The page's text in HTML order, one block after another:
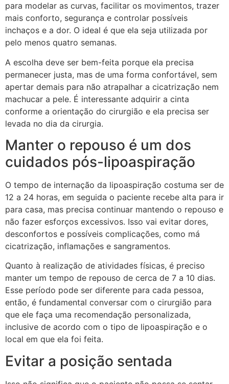
para modelar as curvas, facilitar os movimentos, trazer
mais conforto, segurança e controlar possíveis
inchaços e a dor. O ideal é que ela seja utilizada por
pelo menos quatro semanas.
A escolha deve ser bem-feita porque ela precisa
permanecer justa, mas de uma forma confortável, sem
apertar demais para não atrapalhar a cicatrização nem
machucar a pele. É interessante adquirir a cinta
conforme a orientação do cirurgião e ela precisa ser
levada no dia da cirurgia.
Manter o repouso é um dos
cuidados pós-lipoaspiração
O tempo de internação da lipoaspiração costuma ser de
12 a 24 horas, em seguida o paciente recebe alta para ir
para casa, mas precisa continuar mantendo o repouso e
não fazer esforços excessivos. Isso vai evitar dores,
desconfortos e possíveis complicações, como má
cicatrização, inflamações e sangramentos.
Quanto à realização de atividades físicas, é preciso
manter um tempo de repouso de cerca de 7 a 10 dias.
Esse período pode ser diferente para cada pessoa,
então, é fundamental conversar com o cirurgião para
que ele faça uma recomendação personalizada,
inclusive de acordo com o tipo de lipoaspiração e o
local em que ela foi feita.
Evitar a posição sentada